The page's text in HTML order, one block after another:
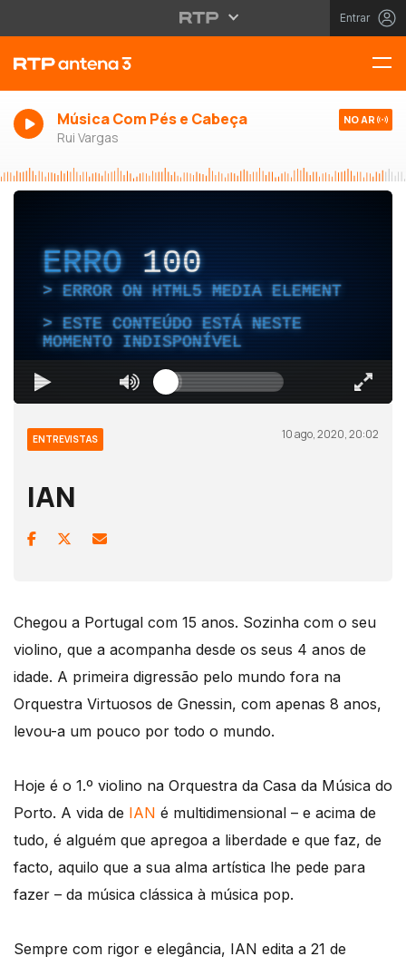
Entrar
Música Com Pés e Cabeça
Rui Vargas
NO AR
ERRO 100
ERROR ON HTML5 MEDIA ELEMENT
ESTE CONTEÚDO ESTÁ NESTE
MOMENTO INDISPONÍVEL
ENTREVISTAS 10 ago, 2020, 20:02
IAN
Chegou a Portugal com 15 anos. Sozinha com o seu
violino, que a acompanha desde os seus 4 anos de
idade. A primeira digressão pelo mundo fora na
Orquestra Virtuosos de Gnessin, com apenas 8 anos,
levou-a um pouco por todo o mundo.
Hoje é o 1.º violino na Orquestra da Casa da Música do
Porto. A vida de IAN é multidimensional – e acima de
tudo, é alguém que apregoa a liberdade e que faz, de
facto, aquilo que a sua alma artística lhe pede para
fazer – da música clássica à música pop.
Sempre com rigor e elegância, IAN edita a 21 de